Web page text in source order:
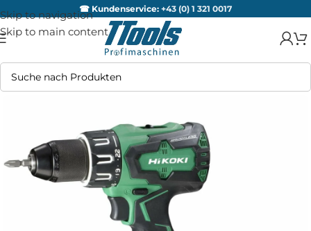
Skip to navigation
Skip to main content
☎ Kundenservice: +43 (0) 1 321 0017